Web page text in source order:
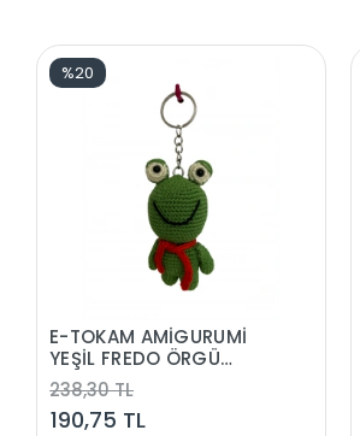
%20
E-TOKAM AMİGURUMİ
YEŞİL FREDO ÖRGÜ
ANAHTARLIK
238,30 TL
190,75 TL